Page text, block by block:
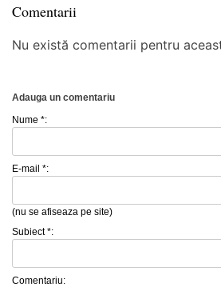
Comentarii
Nu există comentarii pentru
Adauga un comentariu
Nume *:
E-mail *:
(nu se afiseaza pe site)
Subiect *:
Comentariu: